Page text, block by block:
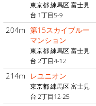
東京都 練馬区 富士見
台 1丁目5-9
204m 第15スカイブルー
マンション
東京都 練馬区 富士見
台 2丁目4-12
214m レユニオン
東京都 練馬区 富士見
台 2丁目12-25